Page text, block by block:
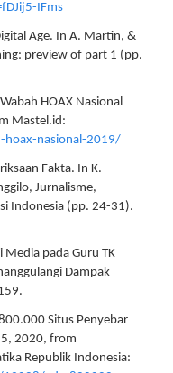
IFms
Age. In A. Martin, &
preview of part 1 (pp.
HOAX Nasional
Mastel.id:
hoax-nasional-2019/
Fakta. In K.
Jurnalisme,
Indonesia (pp. 24-31).
pada Guru TK
Dampak
Situs Penyebar
5, 2020, from
Republik Indonesia: